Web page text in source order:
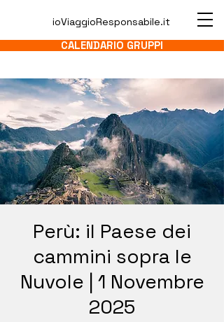
ioViaggioResponsabile.it
CALENDARIO GRUPPI
Perù: il Paese dei
cammini sopra le
Nuvole | 1 Novembre
2025